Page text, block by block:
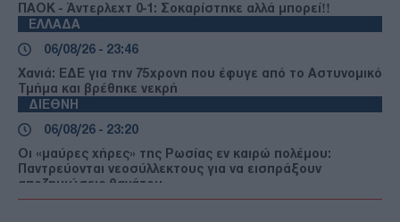
ΠΑΟΚ - Άντερλεχτ 0-1: Σοκαρίστηκε αλλά μπορεί!!
ΕΛΛΑΔΑ
06/08/26 - 23:46
Χανιά: ΕΔΕ για την 75χρονη που έφυγε από το Αστυνομικό
Τμήμα και βρέθηκε νεκρή
ΔΙΕΘΝΗ
06/08/26 - 23:20
Οι «μαύρες χήρες» της Ρωσίας εν καιρώ πολέμου:
Παντρεύονται νεοσύλλεκτους για να εισπράξουν
αποζημιώσεις θανάτου
ΔΙΕΘΝΗ